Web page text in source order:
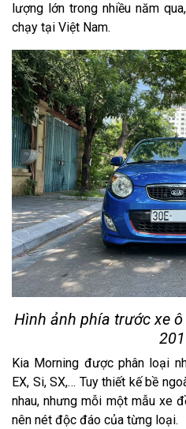
lượng lớn trong nhiều năm
chạy tại Việt Nam.
Hình ảnh phía trước xe
Kia Morning được phân loại
EX, Si, SX,… Tuy thiết kế bề
nhau, nhưng mỗi một mẫu xe
nên nét độc đáo của từng loại.